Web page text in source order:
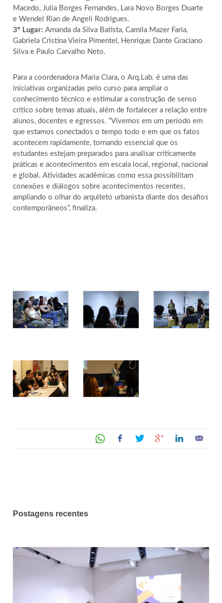
Macedo, Julia Borges Fernandes, Lara Novo Borges Duarte
e Wendel Rian de Angeli Rodrigues.
3º Lugar: Amanda da Silva Batista, Camila Mazer Faria,
Gabriela Cristina Vieira Pimentel, Henrique Dante Graciano
Silva e Paulo Carvalho Neto.
Para a coordenadora Maria Clara, o Arq.Lab. é uma das
iniciativas organizadas pelo curso para ampliar o
conhecimento técnico e estimular a construção de senso
crítico sobre temas atuais, além de fortalecer a relação entre
alunos, docentes e egressos. “Vivemos em um período em
que estamos conectados o tempo todo e em que os fatos
acontecem rapidamente, tornando essencial que os
estudantes estejam preparados para analisar criticamente
práticas e acontecimentos em escala local, regional, nacional
e global. Atividades acadêmicas como essa possibilitam
conexões e diálogos sobre acontecimentos recentes,
ampliando o olhar do arquiteto urbanista diante dos desafios
contemporâneos”, finaliza.
Postagens recentes